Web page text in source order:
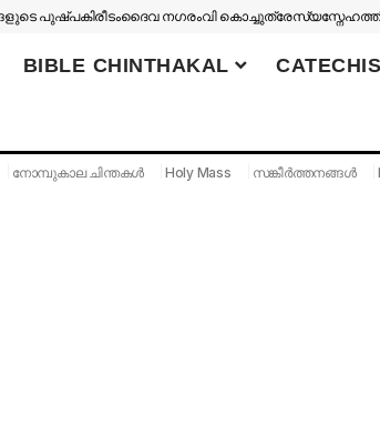
പുഷ്പകിരീടംദൈവ നഗരംവി കൊച്ചുത്രേസ്യ
BIBLE CHINTHAKAL
നോമ്പുകാല ചിന്തകൾ Holy Mass സങ്കീർത്തനങ്ങൾ